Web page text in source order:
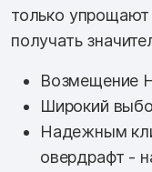
только
получать
Возмещение
Широкий
Надежным
овердрафт -